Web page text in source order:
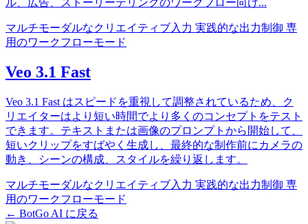
マルチモーダルなクリエイティブ入力 実践的な出力制御 専
用のワークフローモード
Veo 3.1 Fast
Veo 3.1 Fast はスピードを重視して調整されているため、ク
リエイターはより短い時間でより多くのコンセプトをテスト
できます。テキストまたは画像のプロンプトから開始して、
短いクリップをすばやく生成し、最終的な制作前にカメラの
動き、シーンの構成、スタイルを繰り返します。
マルチモーダルなクリエイティブ入力 実践的な出力制御 専
用のワークフローモード
← BotGo AI に戻る